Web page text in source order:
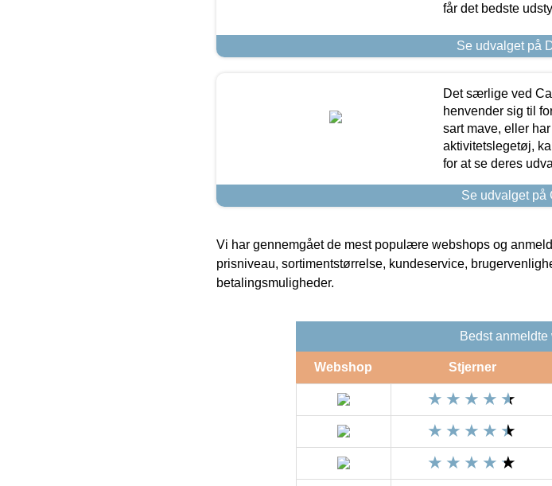
får det bedste
Se udvalget på
Det særlige ved
henvender sig til
sart mave, eller
aktivitetslegetøj,
for at se deres
Se udvalget på
Vi har gennemgået de mest populære webshops og
prisniveau, sortimentstørrelse, kundeservice,
betalingsmuligheder.
Bedst
Webshop Stjerner